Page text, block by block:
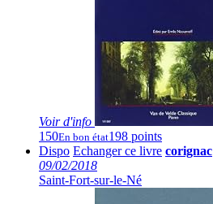
Voir d'info
150En bon état198 points
Dispo Echanger ce livre corignac
09/02/2018
Saint-Fort-sur-le-Né